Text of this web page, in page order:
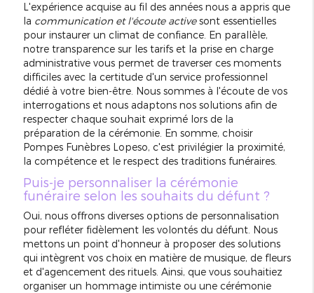
L'expérience acquise au fil des années nous a appris que
la communication et l'écoute activesont essentielles
pour instaurer un climat de confiance. En parallèle,
notre transparence sur les tarifs et la prise en charge
administrative vous permet de traverser ces moments
difficiles avec la certitude d'un service professionnel
dédié à votre bien-être. Nous sommes à l'écoute de vos
interrogations et nous adaptons nos solutions afin de
respecter chaque souhait exprimé lors de la
préparation de la cérémonie. En somme, choisir
Pompes Funèbres Lopeso, c'est privilégier la proximité,
la compétence et le respect des traditions funéraires.
Puis-je personnaliser la cérémonie
funéraire selon les souhaits du défunt ?
Oui, nous offrons diverses options de personnalisation
pour refléter fidèlement les volontés du défunt. Nous
mettons un point d'honneur à proposer des solutions
qui intègrent vos choix en matière de musique, de fleurs
et d'agencement des rituels. Ainsi, que vous souhaitiez
organiser un hommage intimiste ou une cérémonie